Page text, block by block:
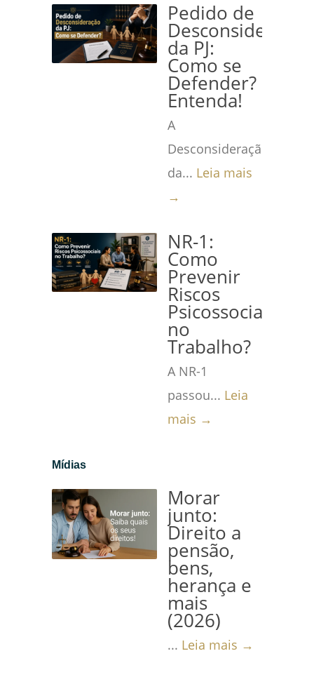
Pedido de
Desconsideração
da PJ:
Como se
Defender?
Entenda!
A
Desconsideração
da... Leia mais
→
NR-1:
Como
Prevenir
Riscos
Psicossociais
no
Trabalho?
A NR-1
passou... Leia
mais →
Mídias
Morar
junto:
Direito a
pensão,
bens,
herança e
mais
(2026)
... Leia mais →